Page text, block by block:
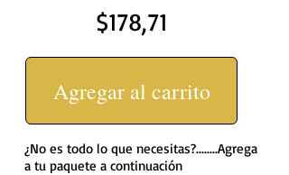
$178,71
Agregar al carrito
¿No es todo lo que necesitas?........Agrega
a tu paquete a continuación